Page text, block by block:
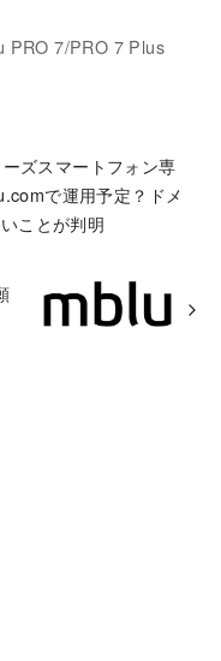
PRO 7/PRO 7 Plus
ズスマートフォン専
で運用予定？ドメ
ことが判明